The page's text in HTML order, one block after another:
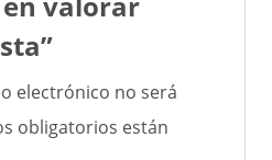
electrónico no será
obligatorios están